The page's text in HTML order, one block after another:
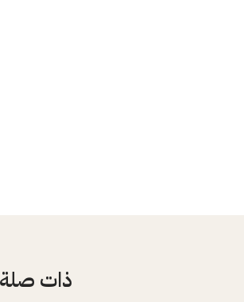
ذات صلة